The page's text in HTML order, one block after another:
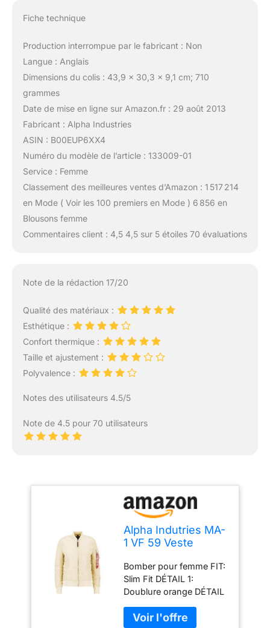
Fiche technique
Production interrompue par le fabricant : Non
Langue : Anglais
Dimensions du colis : 43,9 x 30,3 x 9,1 cm; 710
grammes
Date de mise en ligne sur Amazon.fr : 29 août 2013
Fabricant : Alpha Industries
ASIN : B00EUP6XX4
Numéro du modèle de l’article : 133009-01
Service : Femme
Classement des meilleures ventes d’Amazon : 1 517 214
en Mode ( Voir les 100 premiers en Mode ) 6 856 en
Blousons femme
Commentaires client : 4,5 4,5 sur 5 étoiles 70 évaluations
Note de la rédaction 17/20
Qualité des matériaux :
Esthétique :
Confort thermique :
Taille et ajustement :
Polyvalence :
Notes des utilisateurs 4.5/5
Note de 4.5 pour 70 utilisateurs
Alpha Indutries MA-
1 VF 59 Veste
femme Caramel
Bomber pour femme FIT:
Slim Fit DÉTAIL 1:
Doublure orange DÉTAIL